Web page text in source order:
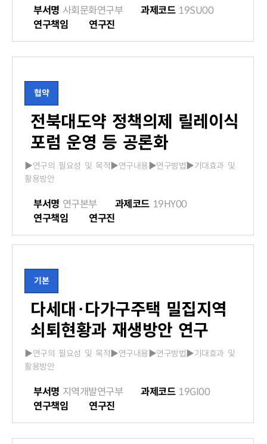
부서명 사회문화연구부 과제코드 19SU00
연구책임
연구진
협약
전북대도약 정책의제 릴레이식
포럼 운영 등 공론화
▶연구의 필요성 및 목적▶연구내용▶연구방법▶기대효과 및
활용방안
부서명 연구본부 과제코드 19HY00
연구책임
연구진
기본
다세대·다가구주택 밀집지역
쇠퇴현황과 재생방안 연구
▶연구의 필요성 및 목적▶연구내용▶연구방법▶기대효과 및
활용방안
부서명 지역개발연구부 과제코드 19GI00
연구책임
연구진